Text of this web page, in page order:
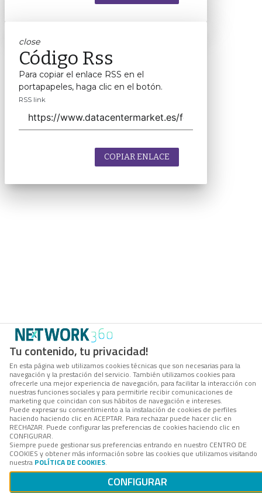
Tu contenido, tu privacidad!
En esta página web utilizamos cookies técnicas que son necesarias para la
navegación y la prestación del servicio. También utilizamos cookies para
ofrecerle una mejor experiencia de navegación, para facilitar la interacción con
nuestras funciones sociales y para permitirle recibir comunicaciones de
marketing que coincidan con sus hábitos de navegación e intereses.
Puede expresar su consentimiento a la instalación de cookies de perfiles
haciendo haciendo clic en ACEPTAR. Para rechazar puede hacer clic en
RECHAZAR. Puede configurar las preferencias de cookies haciendo clic en
CONFIGURAR.
Siempre puede gestionar sus preferencias entrando en nuestro CENTRO DE
COOKIES y obtener más información sobre las cookies que utilizamos visitando
nuestra POLÍTICA DE COOKIES.
CONFIGURAR
close
Código Rss
Para copiar el enlace RSS en el
portapapeles, haga clic en el botón.
RSS link
COPIAR ENLACE